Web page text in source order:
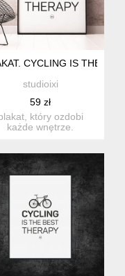
A3
CYCLING IS THE
studioixi
59 zł
który ozdobi
każde wnętrze.